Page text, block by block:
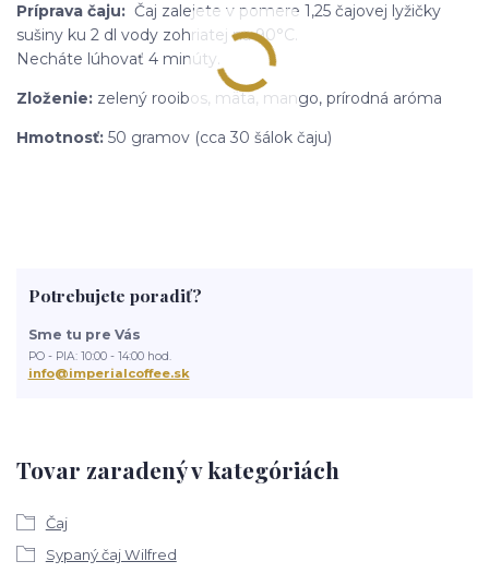
Príprava čaju: Čaj zalejete v pomere 1,25 čajovej lyžičky
sušiny ku 2 dl vody zohriatej na 90°C.
Necháte lúhovať 4 minúty.
Zloženie: zelený rooibos, mäta, mango, prírodná aróma
Hmotnosť: 50 gramov (cca 30 šálok čaju)
Tovar zaradený v kategóriách
Čaj
Sypaný čaj Wilfred
Potrebujete poradiť?
Sme tu pre Vás
PO - PIA: 10:00 - 14:00 hod.
info@imperialcoffee.sk